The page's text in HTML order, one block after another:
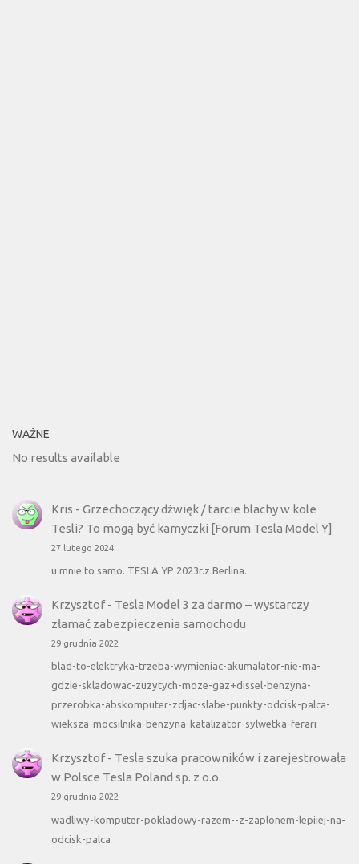
WAŻNE
No results available
Kris - Grzechoczący dźwięk / tarcie blachy w kole
Tesli? To mogą być kamyczki [Forum Tesla Model Y]
27 lutego 2024
u mnie to samo. TESLA YP 2023r.z Berlina.
Krzysztof- Tesla Model 3 za darmo – wystarczy
złamać zabezpieczenia samochodu
29 grudnia 2022
blad-to-elektryka-trzeba-wymieniac-akumalator-nie-ma-
gdzie-skladowac-zuzytych-moze-gaz+dissel-benzyna-
przerobka-abskomputer-zdjac-slabe-punkty-odcisk-palca-
wieksza-mocsilnika-benzyna-katalizator-sylwetka-ferari
Krzysztof- Tesla szuka pracowników i zarejestrowała
w Polsce Tesla Poland sp. z o.o.
29 grudnia 2022
wadliwy-komputer-pokladowy-razem--z-zaplonem-lepiiej-na-
odcisk-palca